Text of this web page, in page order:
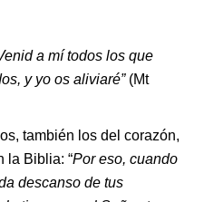
a mí todos los que
y yo os aliviaré” (Mt
también los del corazón,
la Biblia: “Por eso, cuando
descanso de tus